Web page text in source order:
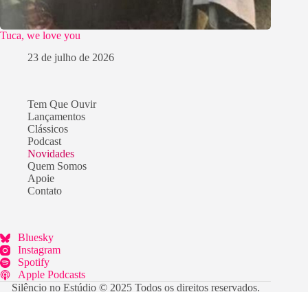
Tuca, we love you
23 de julho de 2026
Tem Que Ouvir
Lançamentos
Clássicos
Podcast
Novidades
Quem Somos
Apoie
Contato
Bluesky
Instagram
Spotify
Apple Podcasts
Silêncio no Estúdio © 2025 Todos os direitos reservados.